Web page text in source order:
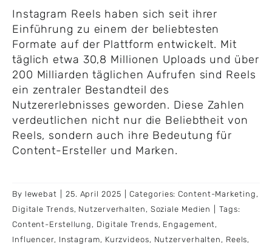
Instagram Reels haben sich seit ihrer
Einführung zu einem der beliebtesten
Formate auf der Plattform entwickelt. Mit
täglich etwa 30,8 Millionen Uploads und über
200 Milliarden täglichen Aufrufen sind Reels
ein zentraler Bestandteil des
Nutzererlebnisses geworden. Diese Zahlen
verdeutlichen nicht nur die Beliebtheit von
Reels, sondern auch ihre Bedeutung für
Content-Ersteller und Marken.
By lewebat 25. April 2025 Categories:Content-Marketing ,
Digitale Trends, Nutzerverhalten , Soziale Medien
Tags:
Content-Erstellung , Digitale Trends, Engagement,
Influencer, Instagram, Kurzvideos, Nutzerverhalten , Reels,